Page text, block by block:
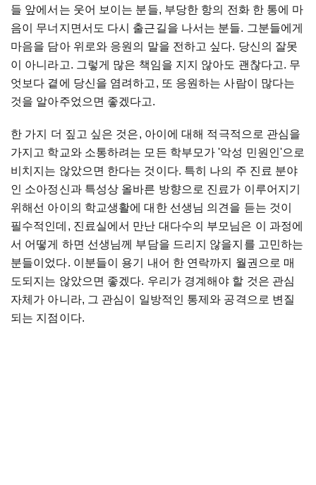
들 앞에서는 웃어 보이는 분들, 부당한 항의 전화 한 통에 마
음이 무너지면서도 다시 출근길을 나서는 분들. 그분들에게
마음을 담아 위로와 응원의 말을 전하고 싶다. 당신의 잘못
이 아니라고. 그렇게 많은 책임을 지지 않아도 괜찮다고. 무
엇보다 곁에 당신을 염려하고, 또 응원하는 사람이 많다는
것을 알아주었으면 좋겠다고.
한 가지 더 짚고 싶은 것은, 아이에 대해 적극적으로 관심을
가지고 학교와 소통하려는 모든 학부모가 '악성 민원인'으로
비치지는 않았으면 한다는 것이다. 특히 나의 주 진료 분야
인 소아정신과 특성상 올바른 방향으로 진료가 이루어지기
위해선 아이의 학교생활에 대한 선생님 의견을 듣는 것이
필수적인데, 진료실에서 만난 대다수의 부모님은 이 과정에
서 어떻게 하면 선생님께 부담을 드리지 않을지를 고민하는
분들이었다. 이분들이 용기 내어 한 연락까지 월권으로 매
도되지는 않았으면 좋겠다. 우리가 경계해야 할 것은 관심
자체가 아니라, 그 관심이 일방적인 통제와 공격으로 변질
되는 지점이다.